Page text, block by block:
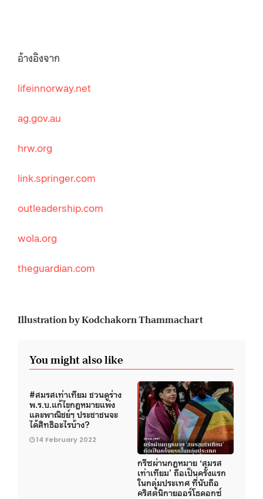
อ้างอิงจาก
lifeinnorway.net
ag.gov.au
hrw.org
link.springer.com
outleadership.com
wola.org
theguardian.com
Illustration by Kodchakorn Thammachart
You might also like
#สมรสเท่าเทียม ชวนดูร่าง
พ.ร.บ.แก้ไขกฎหมายแพ่ง
และพาณิชย์ฯ ประชาชนจะ
ได้สิทธิอะไรบ้าง?
14 February 2022
กรีซผ่านกฎหมาย ‘สมรส
เท่าเทียม’ ถือเป็นครั้งแรก
ในกลุ่มประเทศ ที่นับถือ
คริสต์นิกายออร์โธดอกซ์